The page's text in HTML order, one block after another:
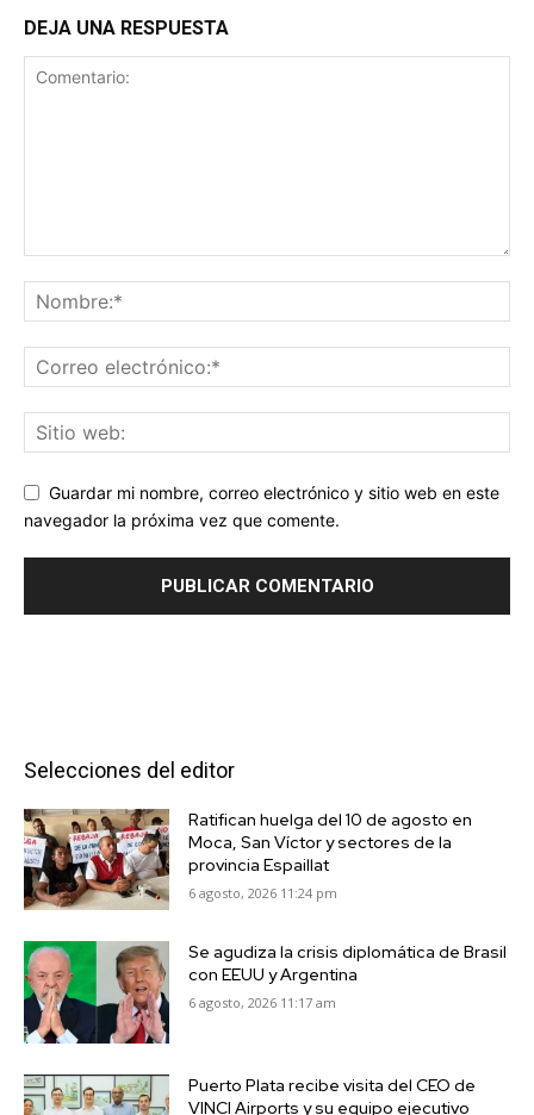
DEJA UNA RESPUESTA
Guardar mi nombre, correo electrónico y sitio web en este
navegador la próxima vez que comente.
Selecciones del editor
Ratifican huelga del 10 de agosto en
Moca, San Víctor y sectores de la
provincia Espaillat
6 agosto, 2026 11:24 pm
Se agudiza la crisis diplomática de Brasil
con EEUU y Argentina
6 agosto, 2026 11:17 am
Puerto Plata recibe visita del CEO de
VINCI Airports y su equipo ejecutivo